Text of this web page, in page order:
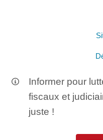
Informer pour
fiscaux et
juste !